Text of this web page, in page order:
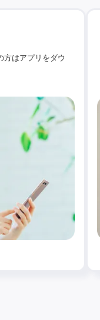
方はアプリをダウ